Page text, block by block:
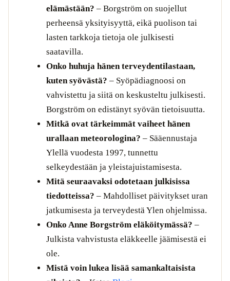
elämästään? – Borgström on suojellut
perheensä yksityisyyttä, eikä puolison tai
lasten tarkkoja tietoja ole julkisesti
saatavilla.
Onko huhuja hänen terveydentilastaan,
kuten syövästä? – Syöpädiagnoosi on
vahvistettu ja siitä on keskusteltu julkisesti.
Borgström on edistänyt syövän tietoisuutta.
Mitkä ovat tärkeimmät vaiheet hänen
urallaan meteorologina? – Sääennustaja
Ylellä vuodesta 1997, tunnettu
selkeydestään ja yleistajuistamisesta.
Mitä seuraavaksi odotetaan julkisissa
tiedotteissa? – Mahdolliset päivitykset uran
jatkumisesta ja terveydestä Ylen ohjelmissa.
Onko Anne Borgström eläköitymässä? –
Julkista vahvistusta eläkkeelle jäämisestä ei
ole.
Mistä voin lukea lisää samankaltaisista